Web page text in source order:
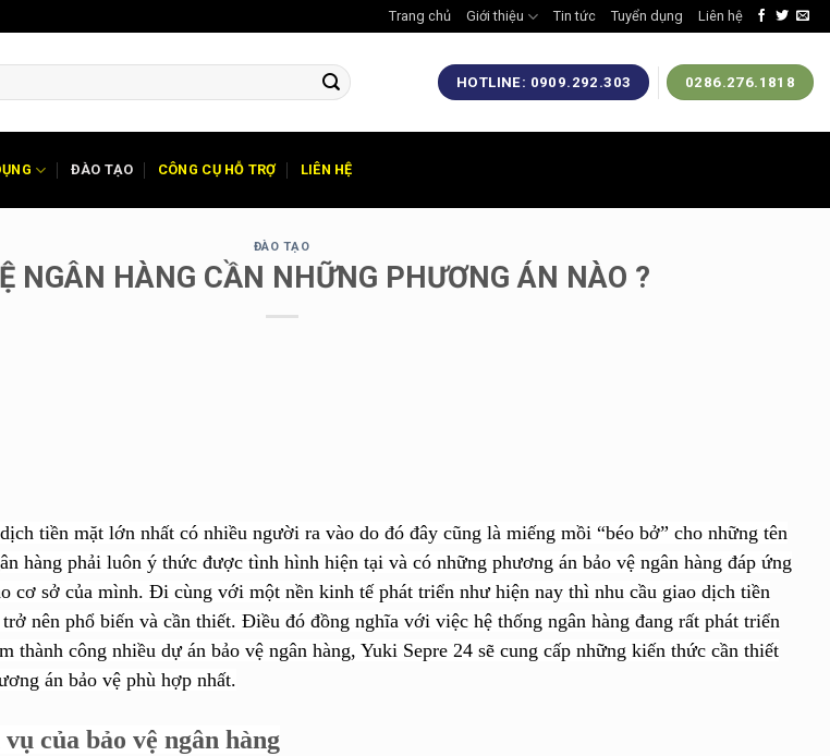
Trang chủ Giới thiệu Tin tức Tuyển dụng Liên hệ
HOTLINE: 0909.292.303 0286.276.1818
ĐÀO TẠO CÔNG CỤ HỖ TRỢ LIÊN HỆ
ĐÀO TẠO
NGÂN HÀNG CẦN NHỮNG PHƯƠNG ÁN NÀO ?
tiền mặt lớn nhất có nhiều người ra vào do đó đây cũng là miếng mồi “béo bở” cho những tên
hàng phải luôn ý thức được tình hình hiện tại và có những phương án bảo vệ ngân hàng đáp ứng
cơ sở của mình. Đi cùng với một nền kinh tế phát triển như hiện nay thì nhu cầu giao dịch tiền
nên phổ biến và cần thiết. Điều đó đồng nghĩa với việc hệ thống ngân hàng đang rất phát triển
thành công nhiều dự án bảo vệ ngân hàng, Yuki Sepre 24 sẽ cung cấp những kiến thức cần thiết
án bảo vệ phù hợp nhất.
của bảo vệ ngân hàng